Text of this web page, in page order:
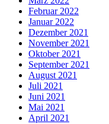
Februar 2022
Januar 2022
Dezember 2021
November 2021
Oktober 2021
September 2021
August 2021
Juli 2021
Juni 2021
Mai 2021
April 2021